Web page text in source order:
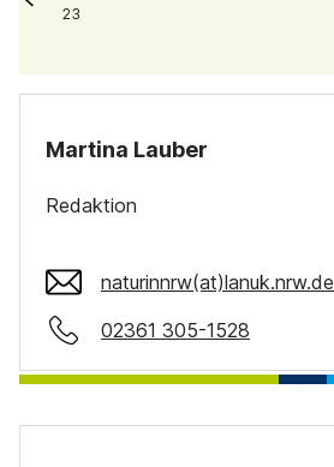
23
Martina Lauber
Redaktion
naturinnrw(at)lanuk.nrw.de
02361 305-1528